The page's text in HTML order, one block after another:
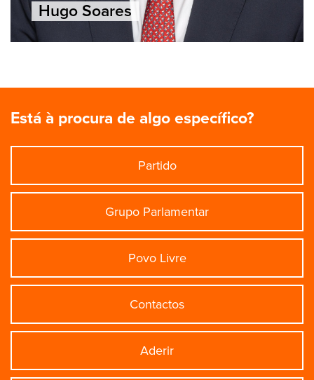
Hugo Soares
Está à procura de algo específico?
Partido
Grupo Parlamentar
Povo Livre
Contactos
Aderir